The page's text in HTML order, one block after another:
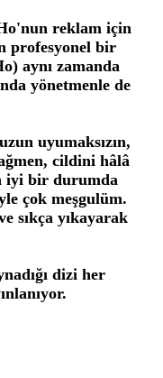
reklam için
profesyonel bir
aynı zamanda
yönetmenle de
uyumaksızın,
cildini hâlâ
iyi bir durumda
çok meşgulüm.
sıkça yıkayarak
dizi her